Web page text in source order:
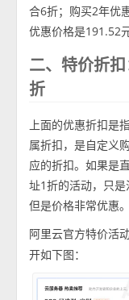
合6折；购买2年优
优惠价格是191.52
二、特价折
折
上面的优惠折扣是
属折扣，是自定义
应的折扣。如果是
址1折的活动，只是
但是价格非常优惠。
阿里云官方特价活
开如下图：